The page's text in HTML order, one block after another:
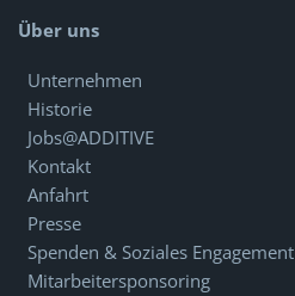
Über uns
Unternehmen
Historie
Jobs@ADDITIVE
Kontakt
Anfahrt
Presse
Spenden & Soziales Engagement
Mitarbeitersponsoring